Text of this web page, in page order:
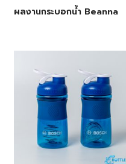
ผลงานกระบอกน้ำ Beanna